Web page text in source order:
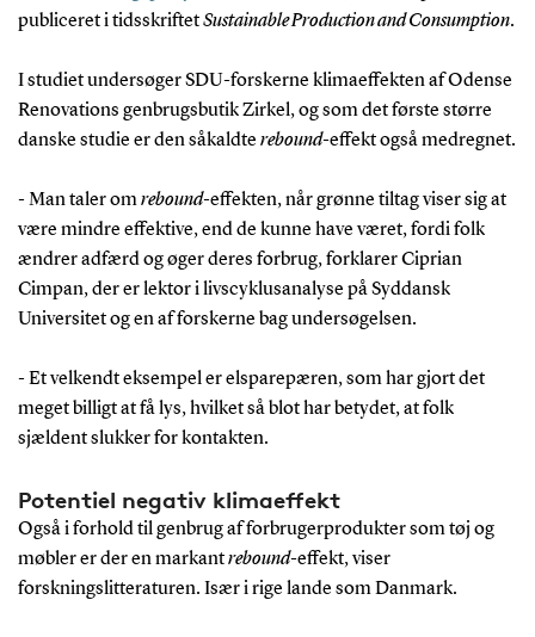
publiceret i tidsskriftetSustainable Production and Consumption.
I studiet undersøger SDU-forskerne klimaeffekten af Odense
Renovations genbrugsbutik Zirkel, og som det første større
danske studie er den såkaldte rebound-effekt også medregnet.
- Man taler omrebound-effekten, når grønne tiltag viser sig at
være mindre effektive, end de kunne have været, fordi folk
ændrer adfærd og øger deres forbrug, forklarer Ciprian
Cimpan, der er lektor i livscyklusanalyse på Syddansk
Universitet og en af forskerne bag undersøgelsen.
- Et velkendt eksempel er elsparepæren, som har gjort det
meget billigt at få lys, hvilket så blot har betydet, at folk
sjældent slukker for kontakten.
Potentiel negativ klimaeffekt
Også i forhold til genbrug af forbrugerprodukter som tøj og
møbler er der en markantrebound-effekt, viser
forskningslitteraturen. Især i rige lande som Danmark.